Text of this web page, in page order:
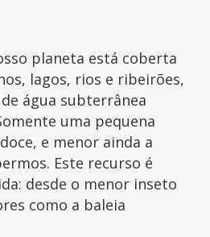
planeta está coberta
lagos, rios e ribeirões,
água subterrânea
uma pequena
e menor ainda a
Este recurso é
desde o menor inseto
como a baleia